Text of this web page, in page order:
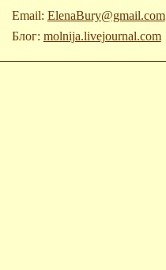
Email: ElenaBury@gmail.com
Блог: molnija.livejournal.com